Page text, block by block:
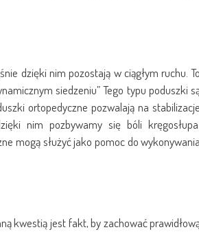
dzięki nim pozostają w ciągłym ruchu.
siedzeniu” Tego typu poduszki
ortopedyczne pozwalają na
nim pozbywamy się bóli
mogą służyć jako pomoc do
kwestią jest fakt, by zachować